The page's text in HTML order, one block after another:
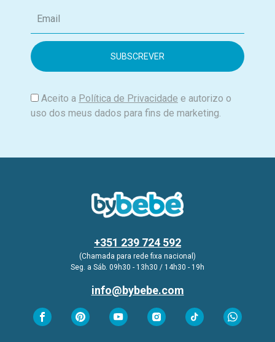
m
i
Aceito a Política de Privacidade e autorizo o
uso dos meus dados para fins de marketing.
+351 239 724 592
(Chamada para rede fixa nacional)
Seg. a Sáb. 09h30 - 13h30 / 14h30 - 19h
info@bybebe.com